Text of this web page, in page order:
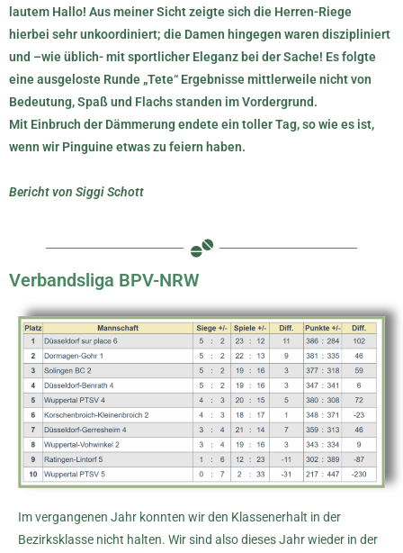
lautem Hallo! Aus meiner Sicht zeigte sich die Herren-Riege
hierbei sehr unkoordiniert; die Damen hingegen waren diszipliniert
und –wie üblich- mit sportlicher Eleganz bei der Sache! Es folgte
eine ausgeloste Runde „Tete“ Ergebnisse mittlerweile nicht von
Bedeutung, Spaß und Flachs standen im Vordergrund.
Mit Einbruch der Dämmerung endete ein toller Tag, so wie es ist,
wenn wir Pinguine etwas zu feiern haben.
Bericht von Siggi Schott
Verbandsliga BPV-NRW
Im vergangenen Jahr konnten wir den Klassenerhalt in der
Bezirksklasse nicht halten. Wir sind also dieses Jahr wieder in der